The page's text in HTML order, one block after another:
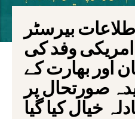
بیرسٹر
وفد کی
اور بھارت کے
صورتحال پر
خیال کیا گیا